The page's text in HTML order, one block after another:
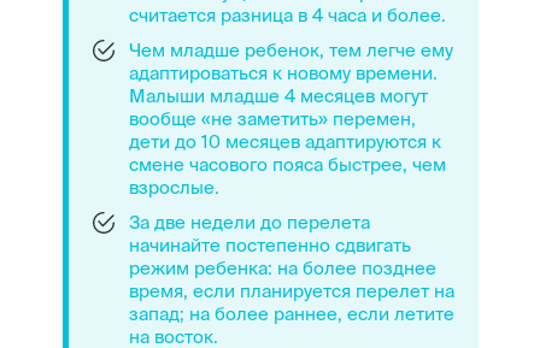
считается разница в 4 часа и более.
Чем младше ребенок, тем легче ему
адаптироваться к новому времени.
Малыши младше 4 месяцев могут
вообще «не заметить» перемен,
дети до 10 месяцев адаптируются к
смене часового пояса быстрее, чем
взрослые.
За две недели до перелета
начинайте постепенно сдвигать
режим ребенка: на более позднее
время, если планируется перелет на
запад; на более раннее, если летите
на восток.